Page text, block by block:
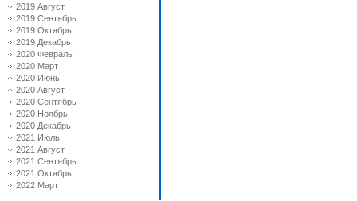
2019 Август
2019 Сентябрь
2019 Октябрь
2019 Декабрь
2020 Февраль
2020 Март
2020 Июнь
2020 Август
2020 Сентябрь
2020 Ноябрь
2020 Декабрь
2021 Июль
2021 Август
2021 Сентябрь
2021 Октябрь
2022 Март